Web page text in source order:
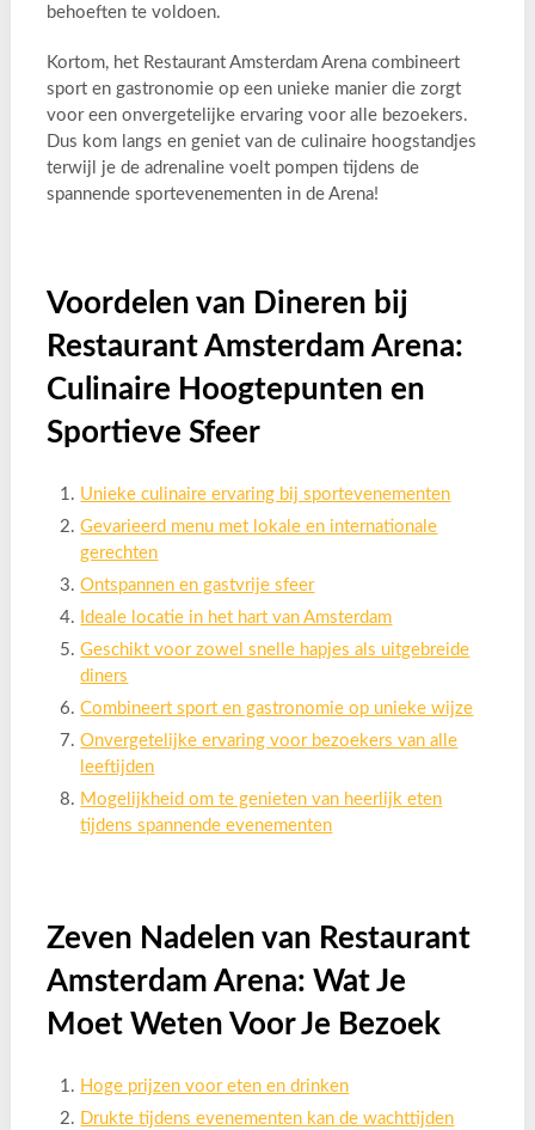
behoeften te voldoen.
Kortom, het Restaurant Amsterdam Arena combineert
sport en gastronomie op een unieke manier die zorgt
voor een onvergetelijke ervaring voor alle bezoekers.
Dus kom langs en geniet van de culinaire hoogstandjes
terwijl je de adrenaline voelt pompen tijdens de
spannende sportevenementen in de Arena!
Voordelen van Dineren bij
Restaurant Amsterdam Arena:
Culinaire Hoogtepunten en
Sportieve Sfeer
Unieke culinaire ervaring bij sportevenementen
Gevarieerd menu met lokale en internationale
gerechten
Ontspannen en gastvrije sfeer
Ideale locatie in het hart van Amsterdam
Geschikt voor zowel snelle hapjes als uitgebreide
diners
Combineert sport en gastronomie op unieke wijze
Onvergetelijke ervaring voor bezoekers van alle
leeftijden
Mogelijkheid om te genieten van heerlijk eten
tijdens spannende evenementen
Zeven Nadelen van Restaurant
Amsterdam Arena: Wat Je
Moet Weten Voor Je Bezoek
Hoge prijzen voor eten en drinken
Drukte tijdens evenementen kan de wachttijden